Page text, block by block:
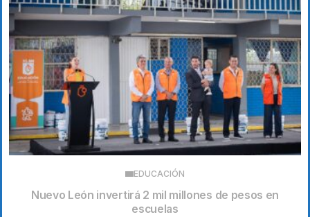
EDUCACIÓN
Nuevo León invertirá 2 mil millones de pesos en
escuelas